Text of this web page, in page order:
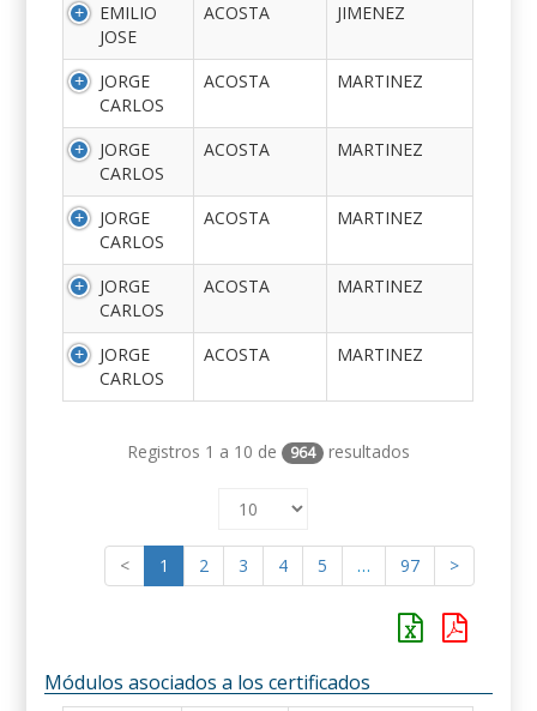
EMILIO
JOSE
ACOSTA JIMENEZ
JORGE
CARLOS
ACOSTA MARTINEZ
JORGE
CARLOS
ACOSTA MARTINEZ
JORGE
CARLOS
ACOSTA MARTINEZ
JORGE
CARLOS
ACOSTA MARTINEZ
JORGE
CARLOS
ACOSTA MARTINEZ
Registros 1 a 10 de 964 resultados
< 1 2 3 4 5 … 97 >
Módulos asociados a los certificados